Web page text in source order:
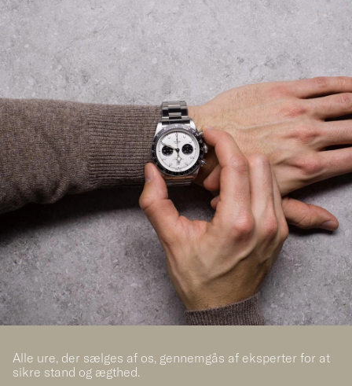
Alle ure, der sælges af os, gennemgås af eksperter for at
sikre stand og ægthed.